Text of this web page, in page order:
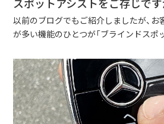
以前のブログでもご紹介しましたが、
が多い機能のひとつが「ブラインドスポ